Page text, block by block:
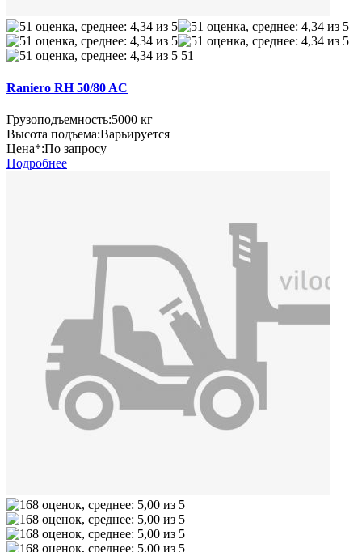
51
Raniero RH 50/80 AC
Грузоподъемность:5000 кг
Высота подъема:Варьируется
Цена*:По запросу
Подробнее